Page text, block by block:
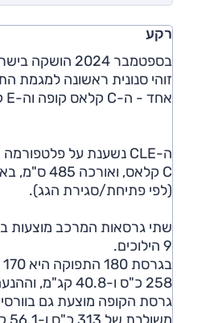
רקע
בספטמבר 2024 הושקה בישראל מרצדס CLE החדשה, דגם שראה אור לראשונה ב-2023 בגרסת קופה וב-2024 בקבריולה.
זוהי סנונית ראשונה למגמת
אחד - ה-C קלאס קופה וה-E קלאס קופה היוצאות, שייצורן הופסק לא מכבר.
(לפי פתיחת/סגירת הגג).
9 הילוכים.
258 כ"ס ו-40.8 קג"מ, וההנעה כפולה.